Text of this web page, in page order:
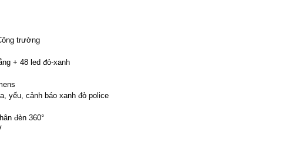
trường
+ 48 led đỏ-xanh
yếu, cảnh báo xanh đỏ police
đèn 360°